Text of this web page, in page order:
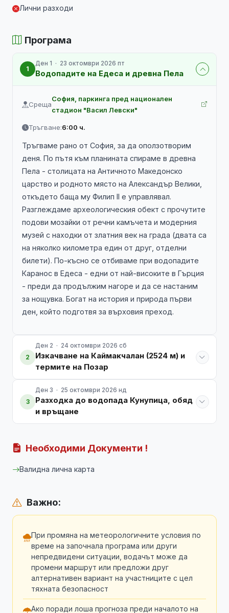
Лични разходи
Програма
1
Ден 1 · 23 октомври 2026 пт
Водопадите на Едеса и древна Пела
Среща
София, паркинга пред национален
стадион "Васил Левски"
Тръгване:6:00 ч.
Тръгваме рано от София, за да оползотворим
деня. По пътя към планината спираме в древна
Пела - столицата на Античното Македонско
царство и родното място на Александър Велики,
откъдето баща му Филип II е управлявал.
Разглеждаме археологическия обект с прочутите
подови мозайки от речни камъчета и модерния
музей с находки от златния век на града (двата са
на няколко километра един от друг, отделни
билети). По-късно се отбиваме при водопадите
Каранос в Едеса - едни от най-високите в Гърция
- преди да продължим нагоре и да се настаним
за нощувка. Богат на история и природа първи
ден, който подготвя за върховия преход.
2
Ден 2 · 24 октомври 2026 сб
Изкачване на Каймакчалан (2524 м) и
термите на Позар
3
Ден 3 · 25 октомври 2026 нд
Разходка до водопада Кунупица, обяд
и връщане
Необходими Документи !
Валидна лична карта
Важно:
При промяна на метеорологичните условия по
време на започнала програма или други
непредвидени ситуации, водачът може да
промени маршрут или предложи друг
алтернативен вариант на участниците с цел
тяхната безопасност
Ако поради лоша прогноза преди началото на